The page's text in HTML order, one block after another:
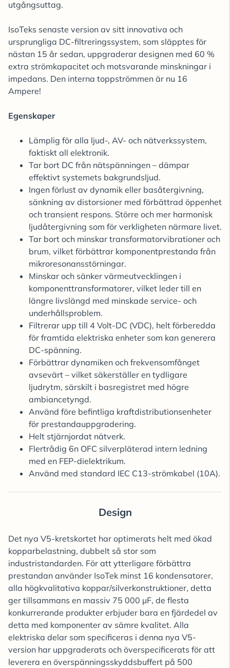
utgångsuttag.
IsoTeks senaste version av sitt innovativa och
ursprungliga DC-filtreringssystem, som släpptes för
nästan 15 år sedan, uppgraderar designen med 60 %
extra strömkapacitet och motsvarande minskningar i
impedans. Den interna toppströmmen är nu 16
Ampere!
Egenskaper
Lämplig för alla ljud-, AV- och nätverkssystem,
faktiskt all elektronik.
Tar bort DC från nätspänningen – dämpar
effektivt systemets bakgrundsljud.
Ingen förlust av dynamik eller basåtergivning,
sänkning av distorsioner med förbättrad öppenhet
och transient respons. Större och mer harmonisk
ljudåtergivning som för verkligheten närmare livet.
Tar bort och minskar transformatorvibrationer och
brum, vilket förbättrar komponentprestanda från
mikroresonansstörningar.
Minskar och sänker värmeutvecklingen i
komponenttransformatorer, vilket leder till en
längre livslängd med minskade service- och
underhållsproblem.
Filtrerar upp till 4 Volt-DC (VDC), helt förberedda
för framtida elektriska enheter som kan generera
DC-spänning.
Förbättrar dynamiken och frekvensomfånget
avsevärt – vilket säkerställer en tydligare
ljudrytm, särskilt i basregistret med högre
ambiancetyngd.
Använd före befintliga kraftdistributionsenheter
för prestandauppgradering.
Helt stjärnjordat nätverk.
Flertrådig 6n OFC silverpläterad intern ledning
med en FEP-dielektrikum.
Använd med standard IEC C13-strömkabel (10A).
Design
Det nya V5-kretskortet har optimerats helt med ökad
kopparbelastning, dubbelt så stor som
industristandarden. För att ytterligare förbättra
prestandan använder IsoTek minst 16 kondensatorer,
alla högkvalitativa koppar/silverkonstruktioner, detta
ger tillsammans en massiv 75 000 µF, de flesta
konkurrerande produkter erbjuder bara en fjärdedel av
detta med komponenter av sämre kvalitet. Alla
elektriska delar som specificeras i denna nya V5-
version har uppgraderats och överspecificerats för att
leverera en överspänningsskyddsbuffert på 500